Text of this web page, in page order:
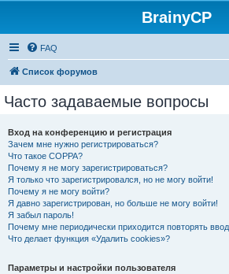
BrainyCP
FAQ
Список форумов
Часто задаваемые вопросы
Вход на конференцию и регистрация
Зачем мне нужно регистрироваться?
Что такое COPPA?
Почему я не могу зарегистрироваться?
Я только что зарегистрировался, но не могу войти!
Почему я не могу войти?
Я давно зарегистрирован, но больше не могу войти!
Я забыл пароль!
Почему мне периодически приходится повторять
Что делает функция «Удалить cookies»?
Параметры и настройки пользователя